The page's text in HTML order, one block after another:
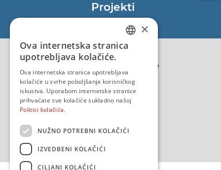
Projekti
EU - Projekt Core
EU - EU/IPA Projekt JASPPer
EU - Projekt NauTour
Politika kvalitete
CROATIAN
×
Ova internetska stranica
upotrebljava kolačiće.
Ova internetska stranica upotrebljava
kolačiće u svrhe poboljšanja korisničkog
iskustva. Uporabom internetske stranice
prihvaćate sve kolačiće sukladno našoj
Politici kolačića.
NUŽNO POTREBNI KOLAČIĆI
IZVEDBENI KOLAČIĆI
CILJANI KOLAČIĆI